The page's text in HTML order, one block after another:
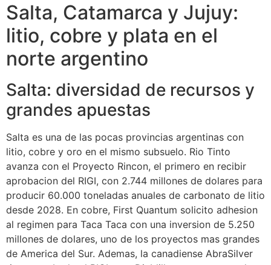
Salta, Catamarca y Jujuy:
litio, cobre y plata en el
norte argentino
Salta: diversidad de recursos y
grandes apuestas
Salta es una de las pocas provincias argentinas con
litio, cobre y oro en el mismo subsuelo. Rio Tinto
avanza con el Proyecto Rincon, el primero en recibir
aprobacion del RIGI, con 2.744 millones de dolares para
producir 60.000 toneladas anuales de carbonato de litio
desde 2028. En cobre, First Quantum solicito adhesion
al regimen para Taca Taca con una inversion de 5.250
millones de dolares, uno de los proyectos mas grandes
de America del Sur. Ademas, la canadiense AbraSilver